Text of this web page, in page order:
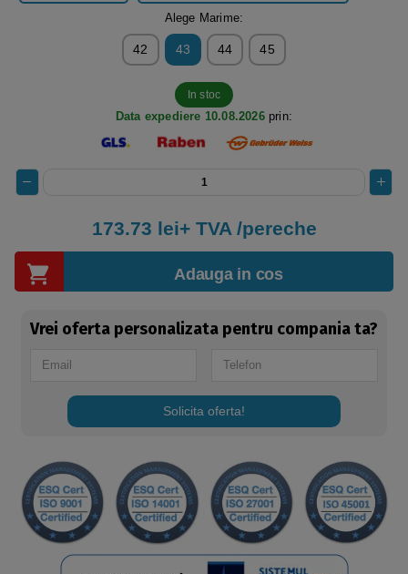
Alege Marime:
42 43 44 45
In stoc
Data expediere 10.08.2026prin:
173.73 lei+ TVA /pereche
Adauga in cos
Vrei oferta personalizata pentru compania ta?
Solicita oferta!